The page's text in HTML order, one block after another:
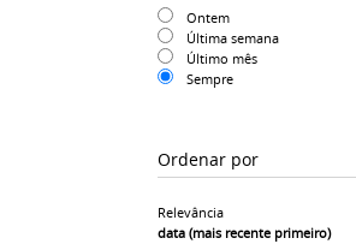
Ontem
Última semana
Último mês
Sempre
Ordenar por
Relevância
data (mais recente primeiro)